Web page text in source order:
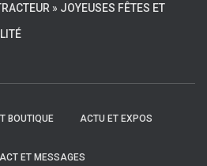
» JOYEUSES FÊTES ET
BOUTIQUE ACTU ET EXPOS
ET MESSAGES